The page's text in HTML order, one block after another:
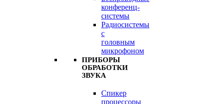
конференц-
системы
Радиосистемы
с
головным
микрофоном
ПРИБОРЫ
ОБРАБОТКИ
ЗВУКА
Спикер
процессоры